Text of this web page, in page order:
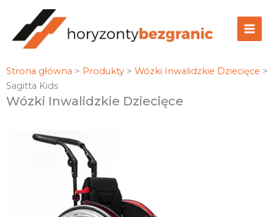
treści
Strona główna > Produkty > Wózki Inwalidzkie Dziecięce >
Sagitta Kids
Wózki Inwalidzkie Dziecięce